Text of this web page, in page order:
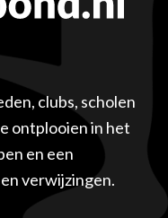
clubs, scholen
ontplooien in het
en een
verwijzingen.